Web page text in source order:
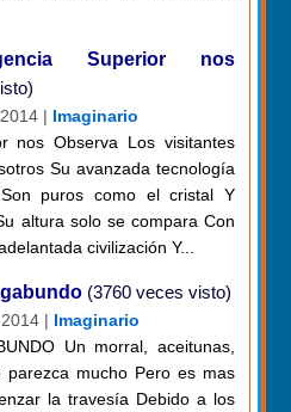
Superior nos
| Imaginario
nos Observa Los visitantes
Su avanzada tecnología
puros como el cristal Y
altura solo se compara Con
civilización Y...
(3760 veces visto)
| Imaginario
Un morral, aceitunas,
mucho Pero es mas
la travesía Debido a los